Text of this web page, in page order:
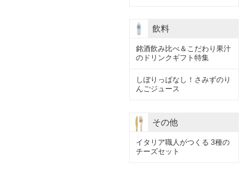
飲料
銘酒飲み比べ＆こだわり果汁
のドリンクギフト特集
しぼりっぱなし！さみずのり
んごジュース
その他
イタリア職人がつくる 3種の
チーズセット